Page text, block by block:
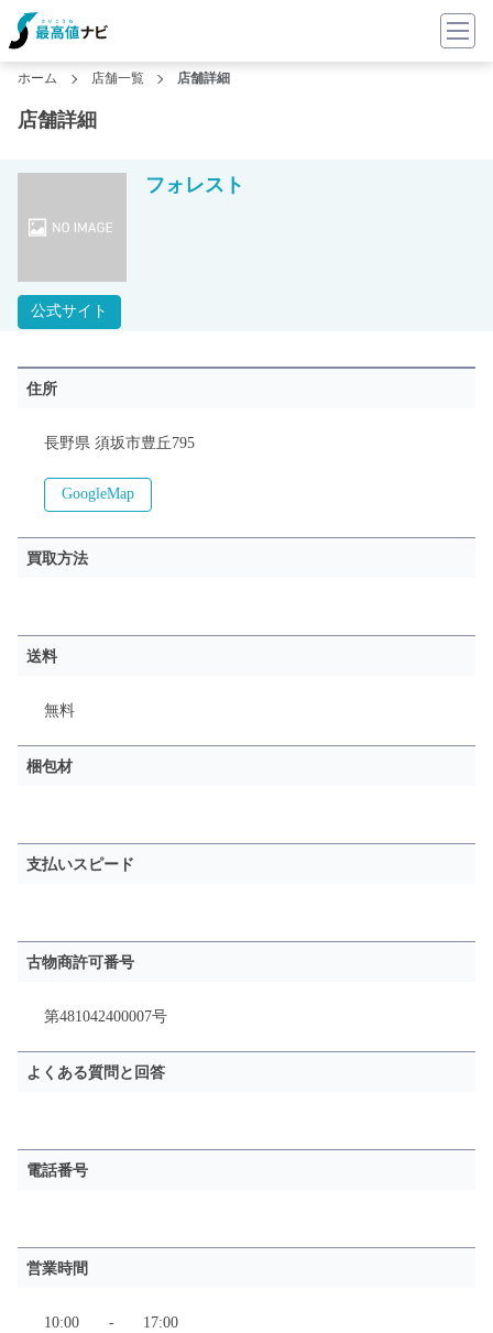
ホーム 店舗一覧 店舗詳細
店舗詳細
公式サイト
フォレスト
住所
長野県 須坂市豊丘795
GoogleMap
買取方法
送料
無料
梱包材
支払いスピード
古物商許可番号
第481042400007号
よくある質問と回答
電話番号
営業時間
10:00 - 17:00